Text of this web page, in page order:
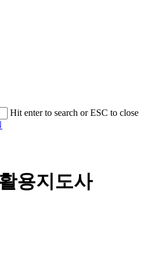
Hit enter to search or ESC to close
용지도사